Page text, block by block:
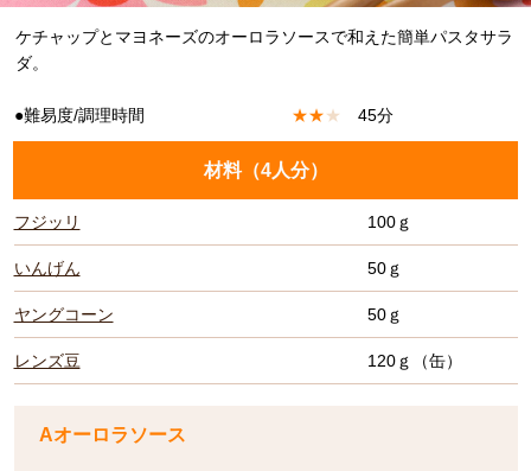
ケチャップとマヨネーズのオーロラソースで和えた簡単パスタサラ
ダ。
●難易度/調理時間 ★★★ 45分
材料（4人分）
フジッリ 100ｇ
いんげん 50ｇ
ヤングコーン 50ｇ
レンズ豆 120ｇ（缶）
Aオーロラソース